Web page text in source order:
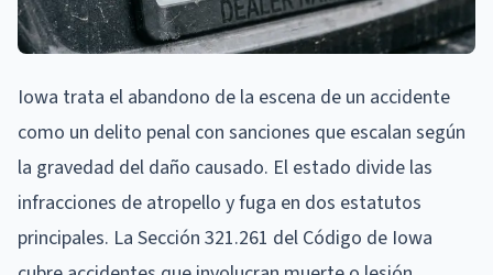
Iowa trata el abandono de la escena de un accidente
como un delito penal con sanciones que escalan según
la gravedad del daño causado. El estado divide las
infracciones de atropello y fuga en dos estatutos
principales. La Sección 321.261 del Código de Iowa